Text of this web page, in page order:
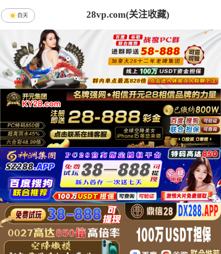
28vp.com(关注收藏)
白天